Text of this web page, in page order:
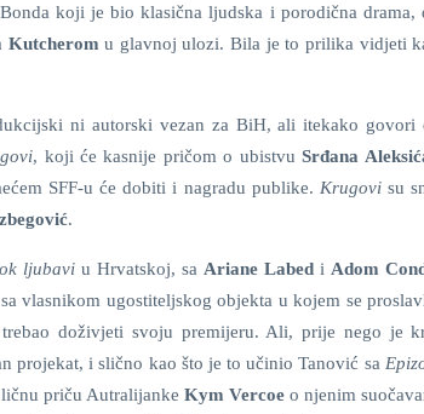
koji je bio klasična ljudska i porodična drama,
Kutcherom u glavnoj ulozi. Bila je to prilika vidjeti
ni autorski vezan za BiH, ali itekako govori
, koji će kasnije pričom o ubistvuSrđana
SFF-u će dobiti i nagradu publike. Krugovisu
.
ljubavi u Hrvatskoj, sa Ariane Labed i Adom
vlasnikom ugostiteljskog objekta u kojem se
doživjeti svoju premijeru. Ali, prije nego je
projekat, i slično kao što je to učinio Tanović sa
priču Autralijanke Kym Vercoe o njenim